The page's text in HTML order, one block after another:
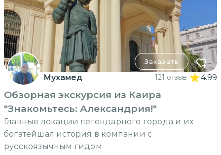
Заказать
Мухамед 121 отзыв 4.99
Обзорная экскурсия из Каира
"Знакомьтесь: Александрия!"
Главные локации легендарного города и их
богатейшая история в компании с
русскоязычным гидом